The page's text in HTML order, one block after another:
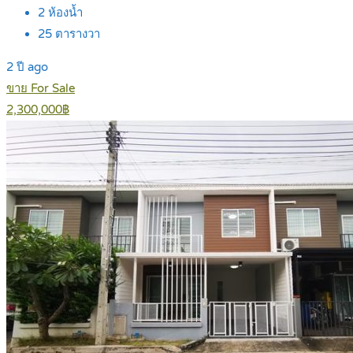
2 ห้องน้ำ
25 ตารางวา
2 ปี ago
ขาย For Sale
2,300,000฿